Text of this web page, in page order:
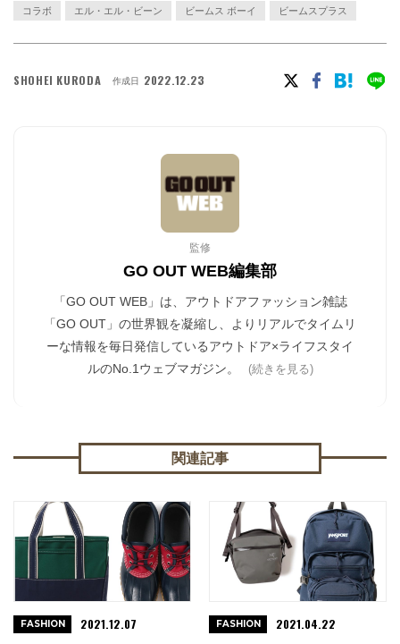
コラボ エル・エル・ビーン ビームス ボーイ ビームスプラス
SHOHEI KURODA 作成日 2022.12.23
監修
GO OUT WEB編集部
「GO OUT WEB」は、アウトドアファッション雑誌
「GO OUT」の世界観を凝縮し、よりリアルでタイムリ
ーな情報を毎日発信しているアウトドア×ライフスタイ
ルのNo.1ウェブマガジン。
(続きを見る)
関連記事
FASHION 2021.12.07 FASHION 2021.04.22